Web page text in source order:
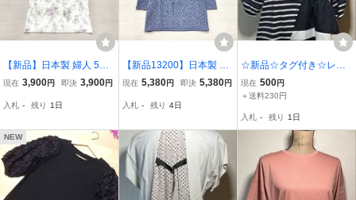
【新品】日本製 婦人 5分
袖 カットソー 綿100％ M-
濯機OK 涼感コットン 薄
なエリ開き
現在 3,900円 即決 3,900円
入札 - 残り 1日
【新品13200】日本製 婦
人 ７分袖 やわらか カッ
料 綿50ポリ50 洗濯機OK
ト入り
現在 5,380円 即決 5,380円
入札 - 残り 4日
☆新品☆タグ付き☆レデ
ィース☆ボーダー柄☆異
素材切り替え☆ カットソ
サイズ40☆
現在 500円
＋送料230円
入札 - 残り 1日
NEW